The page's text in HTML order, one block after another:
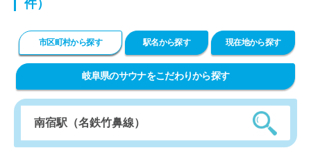
件）
市区町村から探す 駅名から探す 現在地から探す
岐阜県のサウナをこだわりから探す